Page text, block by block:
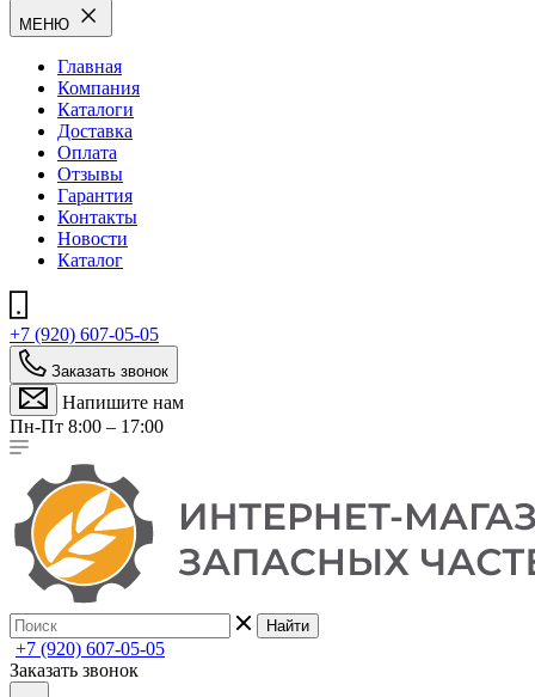
МЕНЮ
Главная
Компания
Каталоги
Доставка
Оплата
Отзывы
Гарантия
Контакты
Новости
Каталог
+7 (920) 607-05-05
Заказать звонок
Напишите нам
Пн-Пт 8:00 – 17:00
Найти
+7 (920) 607-05-05
Заказать звонок